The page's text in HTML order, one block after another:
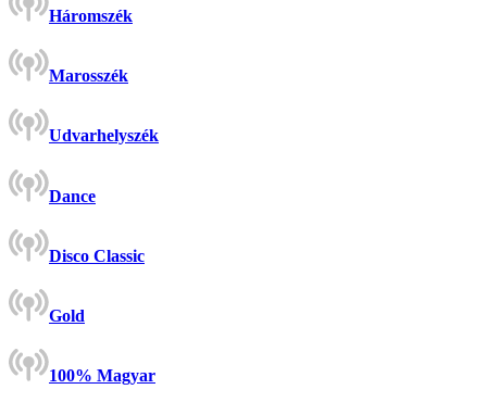
Háromszék
Marosszék
Udvarhelyszék
Dance
Disco Classic
Gold
100% Magyar